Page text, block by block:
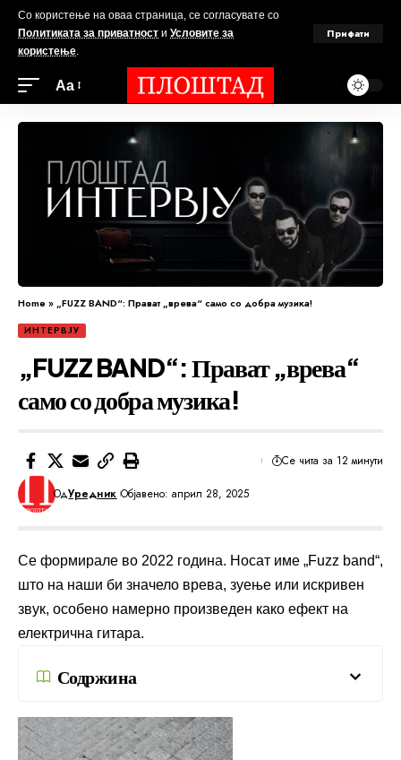
Со користење на оваа страница, се согласувате со
Политиката за приватност и Условите за
користење.
Прифати
Аа
Home» „FUZZ BAND“: Прават „врева“ само со добра музика!
ИНТЕРВЈУ
„FUZZ BAND“: Прават „врева“
само со добра музика!
ОдУредник Објавено: април 28, 2025
Се чита за 12 минути
Се формирале во 2022 година. Носат име „Fuzz band“,
што на наши би значело врева, зуење или искривен
звук, особено намерно произведен како ефект на
електрична гитара.
Содржина